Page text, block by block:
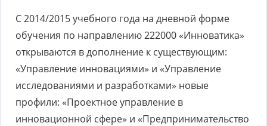
С 2014/2015 учебного года на дневной форме
обучения по направлению 222000 «Инноватика»
открываются в дополнение к существующим:
«Управление инновациями» и «Управление
исследованиями и разработками» новые
профили: «Проектное управление в
инновационной сфере» и «Предпринимательство